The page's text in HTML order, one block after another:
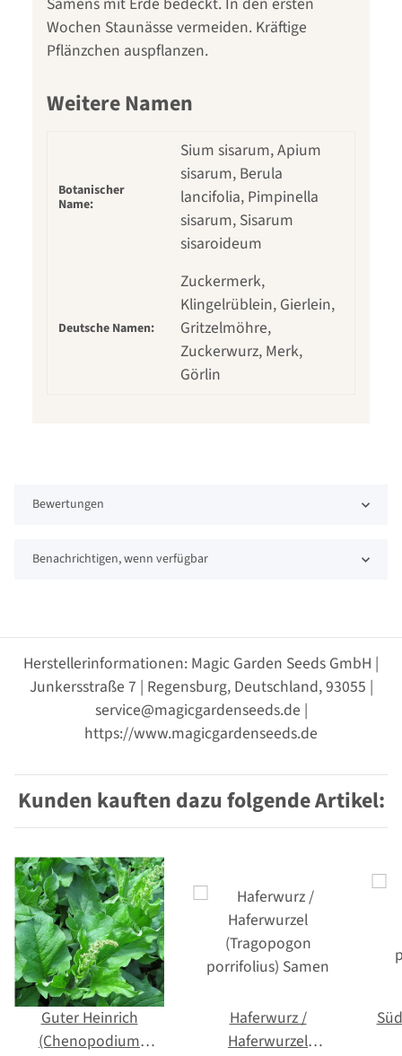
Wochen Staunässe vermeiden. Kräftige
Pflänzchen auspflanzen.
Weitere Namen
Botanischer
Name:
Sium sisarum, Apium
sisarum, Berula
lancifolia, Pimpinella
sisarum, Sisarum
sisaroideum
Deutsche Namen:
Zuckermerk,
Klingelrüblein, Gierlein,
Gritzelmöhre,
Zuckerwurz, Merk,
Görlin
Bewertungen
Benachrichtigen, wenn verfügbar
Herstellerinformationen: Magic Garden Seeds GmbH |
Junkersstraße 7 | Regensburg, Deutschland, 93055 |
service@magicgardenseeds.de |
https://www.magicgardenseeds.de
Kunden kauften dazu folgende Artikel:
Guter Heinrich
(Chenopodium
Haferwurz /
Haferwurzel